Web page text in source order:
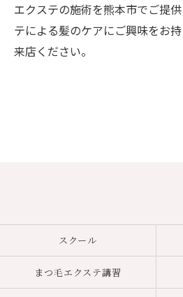
エクステの施術を熊本市でご提
テによる髪のケアにご興味をお
来店ください。
スクール
まつ毛エクステ講習
ご予約・お問い